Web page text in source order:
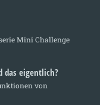
Mini Challenge
das eigentlich?
von